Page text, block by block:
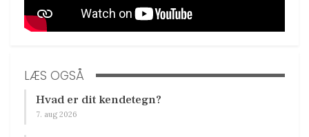
LÆS OGSÅ
Hvad er dit kendetegn?
7. aug 2026